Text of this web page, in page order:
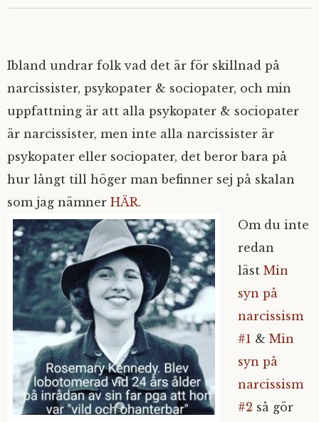
Ibland undrar folk vad det är för skillnad på
narcissister, psykopater & sociopater, och min
uppfattning är att alla psykopater & sociopater
är narcissister, men inte alla narcissister är
psykopater eller sociopater, det beror bara på
hur långt till höger man befinner sej på skalan
som jag nämner HÄR.
Om du inte
redan
läst Min
syn på
narcissism
#1 & Min
syn på
narcissism
#2 så gör